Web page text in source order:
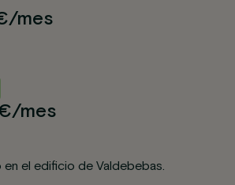
mes
mes
el edificio de Valdebebas.